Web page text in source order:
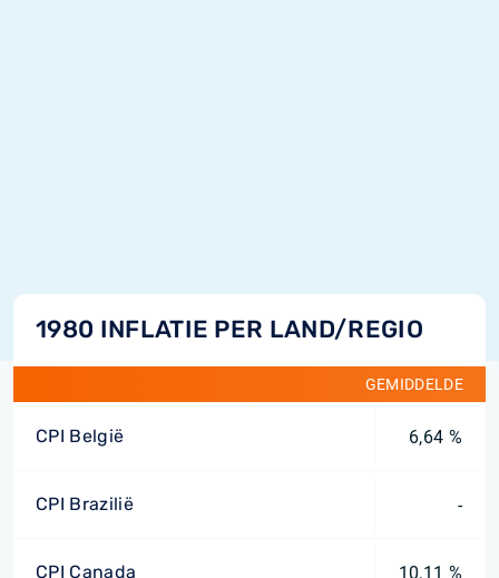
1980 INFLATIE PER LAND/REGIO
GEMIDDELDE
CPI België 6,64 %
CPI Brazilië -
CPI Canada 10,11 %